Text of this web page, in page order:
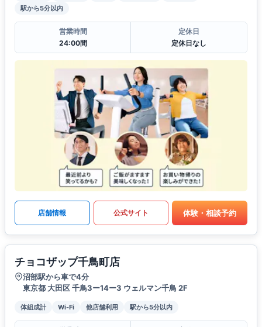
駅から5分以内
営業時間
24:00間
定休日
定休日なし
店舗情報 公式サイト 体験・相談予約
チョコザップ千鳥町店
沼部駅から車で4分
東京都 大田区 千鳥3ー14ー3 ウェルマン千鳥 2F
体組成計 Wi-Fi 他店舗利用 駅から5分以内